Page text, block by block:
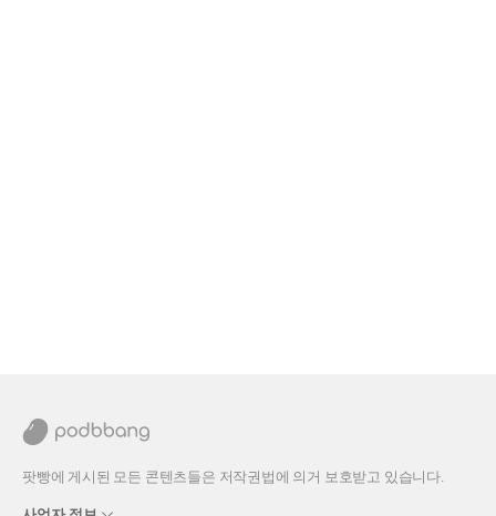
팟빵에 게시된 모든 콘텐츠들은 저작권법에 의거 보호받고 있습니다.